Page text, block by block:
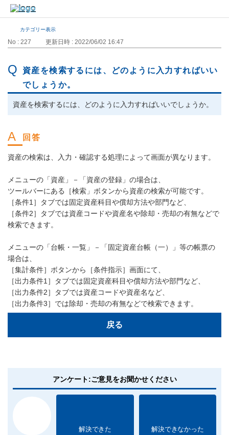
カテゴリー表示
No : 227 更新日時 : 2022/06/02 16:47
資産を検索するには、どのように入力すればいい
でしょうか。
資産を検索するには、どのように入力すればいいでしょうか。
資産の検索は、入力・確認する処理によって画面が異なります。
メニューの「資産」－「資産の登録」の場合は、
ツールバーにある［検索」ボタンから資産の検索が可能です。
［条件1］タブでは固定資産科目や償却方法や部門など、
［条件2］タブでは資産コードや資産名や除却・売却の有無などで
検索できます。
メニューの「台帳・一覧」－「固定資産台帳（一）」等の帳票の
場合は、
［集計条件］ボタンから［条件指示］画面にて、
［出力条件1］タブでは固定資産科目や償却方法や部門など、
［出力条件2］タブでは資産コードや資産名など、
［出力条件3］では除却・売却の有無などで検索できます。
戻る
アンケート:ご意見をお聞かせください
解決できた 解決できなかった